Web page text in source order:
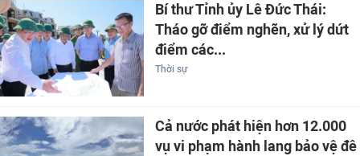
Bí thư Tỉnh ủy Lê Đức Thái:
Tháo gỡ điểm nghẽn, xử lý dứt
điểm các...
Thời sự
Cả nước phát hiện hơn 12.000
vụ vi phạm hành lang bảo vệ đê